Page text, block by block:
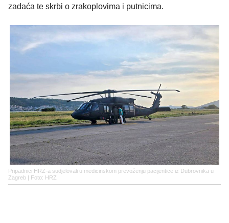
zadaća te skrbi o zrakoplovima i putnicima.
Pripadnici HRZ-a sudjelovali u medicinskom prevoženju pacijentice iz Dubrovnika u
Zagreb | Foto: HRZ